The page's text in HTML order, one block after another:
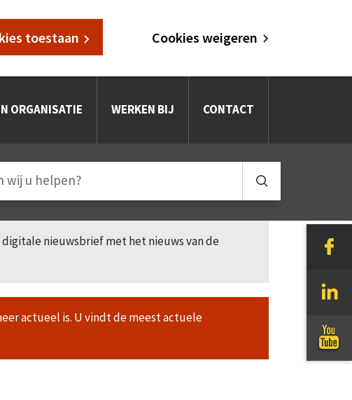
toestaan Cookies weigeren
ORGANISATIE WERKEN BIJ CONTACT
nieuwsbrief met het nieuws van de
actueel is. U vindt de meest actuele